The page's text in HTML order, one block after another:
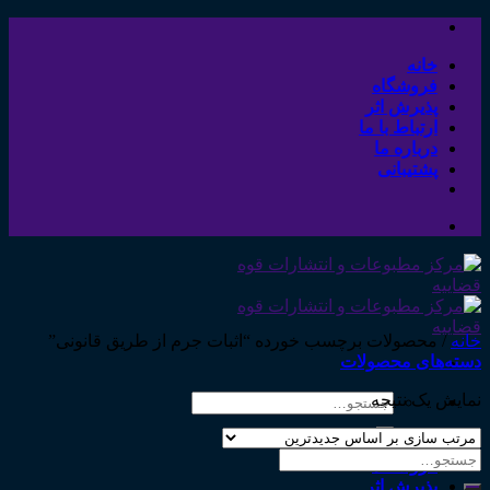
Skip
contentخانه
فروشگاه
پذیرش اثر
ارتباط با ما
درباره ما
پشتیبانی
جستجو
خانه
فروشگاه
پذیرش اثر
خانه /محصولات برچسب خورده “اثبات جرم از طریق قانونی”
دسته‌های محصولات
نمایش یک نتیجه
جستجو